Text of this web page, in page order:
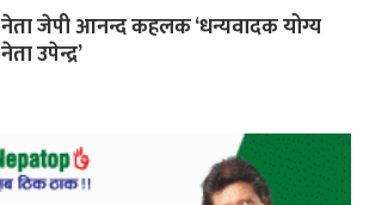
नेता जेपी आनन्द कहलक ‘धन्यवादक योग्य
नेता उपेन्द्र’